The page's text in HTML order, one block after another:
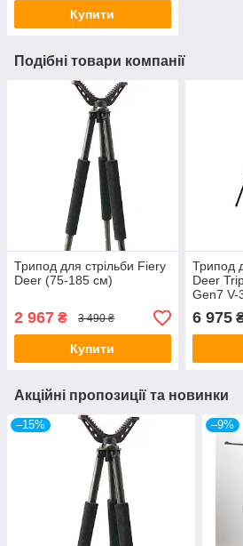
Купити
Подібні товари компанії
Трипод для стрільби Fiery
Deer (75-185 см)
2 967 ₴ 3 490 ₴
Купити
Трипод
Deer
Gen7 V-
см)
6 975
Акційні пропозиції та новинки
–15% –9%